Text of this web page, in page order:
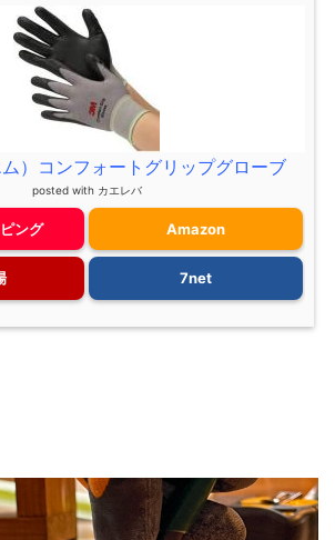
）コンフォートグリップグローブ
posted with カエレバ
ング Amazon
7net